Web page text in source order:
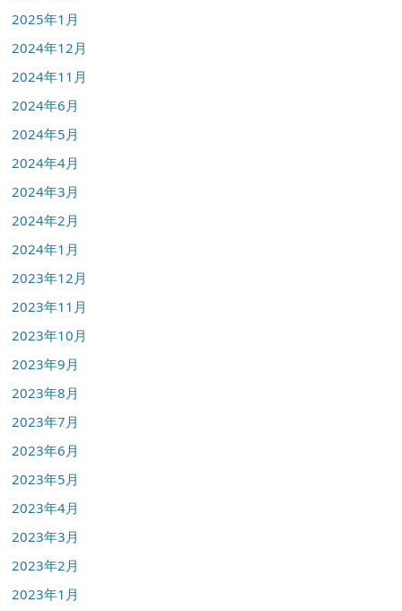
2025年1月
2024年12月
2024年11月
2024年6月
2024年5月
2024年4月
2024年3月
2024年2月
2024年1月
2023年12月
2023年11月
2023年10月
2023年9月
2023年8月
2023年7月
2023年6月
2023年5月
2023年4月
2023年3月
2023年2月
2023年1月